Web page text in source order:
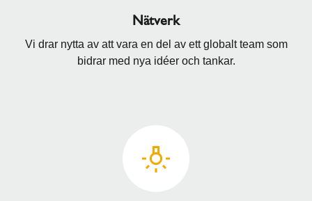
Nätverk
Vi drar nytta av att vara en del av ett globalt team som
bidrar med nya idéer och tankar.